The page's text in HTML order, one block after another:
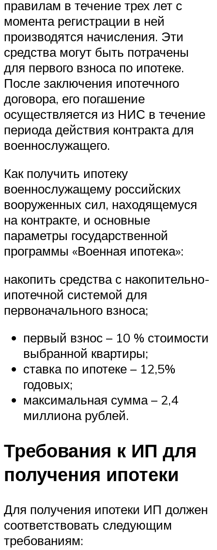
правилам в течение трех лет с
момента регистрации в ней
производятся начисления. Эти
средства могут быть потрачены
для первого взноса по ипотеке.
После заключения ипотечного
договора, его погашение
осуществляется из НИС в течение
периода действия контракта для
военнослужащего.
Как получить ипотеку
военнослужащему российских
вооруженных сил, находящемуся
на контракте, и основные
параметры государственной
программы «Военная ипотека»:
накопить средства с накопительно-
ипотечной системой для
первоначального взноса;
первый взнос – 10 % стоимости
выбранной квартиры;
ставка по ипотеке – 12,5%
годовых;
максимальная сумма – 2,4
миллиона рублей.
Требования к ИП для
получения ипотеки
Для получения ипотеки ИП должен
соответствовать следующим
требованиям: